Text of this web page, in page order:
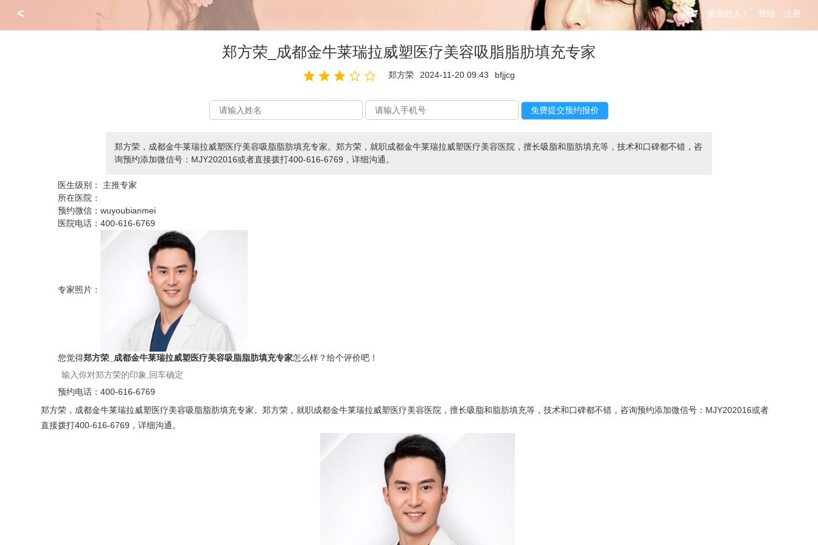
< 您好，爱美的人！ 登陆 注册
郑方荣_成都金牛莱瑞拉威塑医疗美容吸脂脂肪填充专家
郑方荣 2024-11-20 09:43 bfjjcg
郑方荣，成都金牛莱瑞拉威塑医疗美容吸脂脂肪填充专家。郑方荣，就职成都金牛莱瑞拉威塑医疗美容医院，擅长吸脂和脂肪填充等，技术和口碑都不错，咨
询预约添加微信号：MJY202016或者直接拨打400-616-6769，详细沟通。
医生级别：
主推专家
所在医院：
预约微信：wuyoubianmei
医院电话：400-616-6769
专家照片：
您觉得郑方荣_成都金牛莱瑞拉威塑医疗美容吸脂脂肪填充专家怎么样？给个评价吧！
预约电话：400-616-6769
郑方荣，成都金牛莱瑞拉威塑医疗美容吸脂脂肪填充专家。郑方荣，就职成都金牛莱瑞拉威塑医疗美容医院，擅长吸脂和脂肪填充等，技术和口碑都不错，咨询预约添加微信号：MJY202016或者
直接拨打400-616-6769，详细沟通。